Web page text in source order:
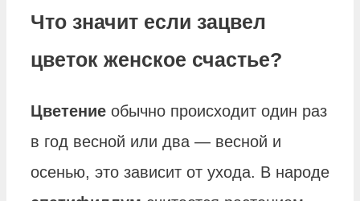
Что значит если зацвел
цветок женское счастье?
Цветение обычно происходит один раз
в год весной или два — весной и
осенью, это зависит от ухода. В народе